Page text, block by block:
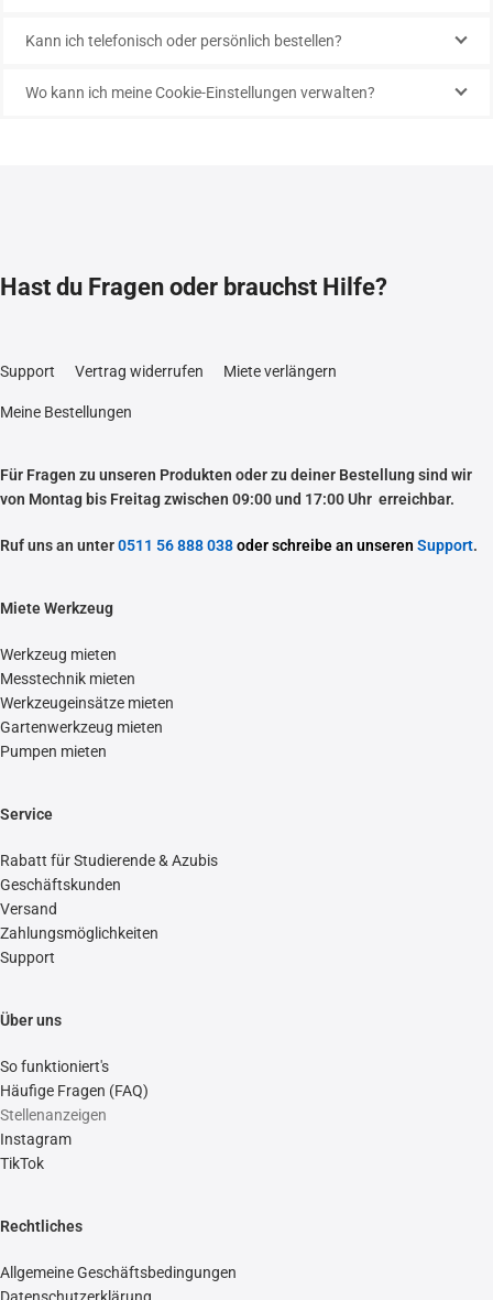
Kann ich telefonisch oder persönlich bestellen?
Wo kann ich meine Cookie-Einstellungen verwalten?
Hast du Fragen oder brauchst Hilfe?
Support Vertrag widerrufen Miete verlängern
Meine Bestellungen
Für Fragen zu unseren Produkten oder zu deiner Bestellung sind wir
von Montag bis Freitag zwischen 09:00 und 17:00 Uhr erreichbar.
Ruf uns an unter0511 56 888 038oder schreibe an unseren Support.
Miete Werkzeug
Werkzeug mieten
Messtechnik mieten
Werkzeugeinsätze mieten
Gartenwerkzeug mieten
Pumpen mieten
Service
Rabatt für Studierende & Azubis
Geschäftskunden
Versand
Zahlungsmöglichkeiten
Support
Über uns
So funktioniert's
Häufige Fragen (FAQ)
Stellenanzeigen
Instagram
TikTok
Rechtliches
Allgemeine Geschäftsbedingungen